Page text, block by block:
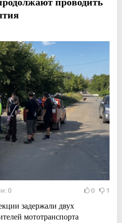
0 0 1
задержали двух
мототранспорта